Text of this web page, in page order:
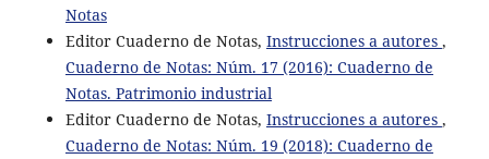
Notas
Editor Cuaderno de Notas, Instrucciones a autores ,
Cuaderno de Notas: Núm. 17 (2016): Cuaderno de
Notas. Patrimonio industrial
Editor Cuaderno de Notas, Instrucciones a autores ,
Cuaderno de Notas: Núm. 19 (2018): Cuaderno de